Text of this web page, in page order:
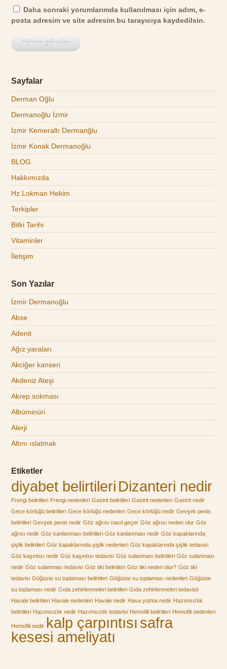
Daha sonraki yorumlarımda kullanılması için adım, e-
posta adresim ve site adresim bu tarayıcıya kaydedilsin.
Sayfalar
Derman Oğlu
Dermanoğlu İzmir
İzmir Kemeraltı Dermanğlu
İzmir Konak Dermanoğlu
BLOG
Hakkımızda
Hz.Lokman Hekim
Terkipler
Bitki Tarihi
Vitaminler
İletişim
Son Yazılar
İzmir Dermanoğlu
Abse
Adenit
Ağız yaraları
Akciğer kanseri
Akdeniz Ateşi
Akrep sokması
Albüminüri
Alerji
Altını ıslatmak
Etiketler
diyabet belirtileri Dizanteri nedir
Frengi belirtileri Frengi nedenleri Gastrit belirtileri Gastrit nedenleri Gastrit nedir
Gece körlüğü belirtileri Gece körlüğü nedenleri Gece körlüğü nedir Gevşek penis
belirtileri Gevşek penis nedir Göz ağrısı nasıl geçer Göz ağrısı neden olur Göz
ağrısı nedir Göz kanlanması belirtileri Göz kanlanması nedir Göz kapaklarında
şişlik belirtileri Göz kapaklarında şişlik nedenleri Göz kapaklarında şişlik tedavisi
Göz kaşıntısı nedir Göz kaşıntısı tedavisi Göz sulanması belirtileri Göz sulanması
nedir Göz sulanması tedavisi Göz tiki belirtileri Göz tiki neden olur? Göz tiki
tedavisi Göğüste su toplaması belirtileri Göğüste su toplaması nedenleri Göğüste
su toplaması nedir Gıda zehirlenmeleri belirtileri Gıda zehirlenmeleri tedavisii
Havale belirtileri Havale nedenleri Havale nedir Hava yutma nedir Hazımsızlık
belirtileri Hazımsızlık nedir Hazımsızlık tedavisi Hemofili belirtileri Hemofili nedenleri
Hemofili nedir kalp çarpıntısı safra
kesesi ameliyatı